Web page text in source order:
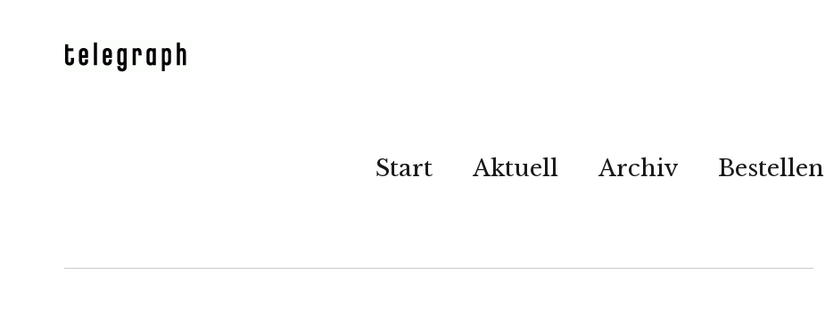
Start Aktuell Archiv Bestellen